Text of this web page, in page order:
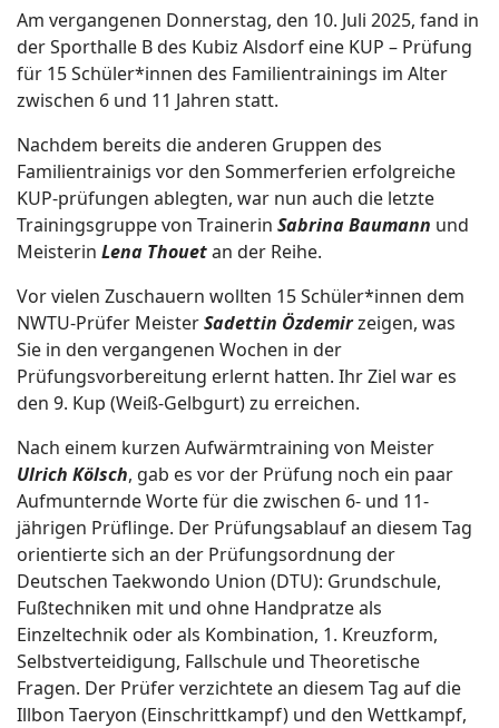
Am vergangenen Donnerstag, den 10. Juli 2025, fand in
der Sporthalle B des Kubiz Alsdorf eine KUP – Prüfung
für 15 Schüler*innen des Familientrainings im Alter
zwischen 6 und 11 Jahren statt.
Nachdem bereits die anderen Gruppen des
Familientrainigs vor den Sommerferien erfolgreiche
KUP-prüfungen ablegten, war nun auch die letzte
Trainingsgruppe von Trainerin Sabrina Baumann und
Meisterin Lena Thouetan der Reihe.
Vor vielen Zuschauern wollten 15 Schüler*innen dem
NWTU-Prüfer MeisterSadettin Özdemirzeigen, was
Sie in den vergangenen Wochen in der
Prüfungsvorbereitung erlernt hatten. Ihr Ziel war es
den 9. Kup (Weiß-Gelbgurt) zu erreichen.
Nach einem kurzen Aufwärmtraining von Meister
Ulrich Kölsch, gab es vor der Prüfung noch ein paar
Aufmunternde Worte für die zwischen 6- und 11-
jährigen Prüflinge. Der Prüfungsablauf an diesem Tag
orientierte sich an der Prüfungsordnung der
Deutschen Taekwondo Union (DTU): Grundschule,
Fußtechniken mit und ohne Handpratze als
Einzeltechnik oder als Kombination, 1. Kreuzform,
Selbstverteidigung, Fallschule und Theoretische
Fragen. Der Prüfer verzichtete an diesem Tag auf die
Illbon Taeryon (Einschrittkampf) und den Wettkampf,